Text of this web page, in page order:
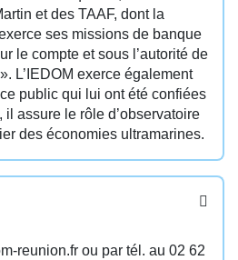
et des TAAF, dont la
ses missions de banque
le compte et sous l’autorité de
L’IEDOM exerce également
public qui lui ont été confiées
il assure le rôle d’observatoire
des économies ultramarines.
reunion.fr ou par tél. au 02 62